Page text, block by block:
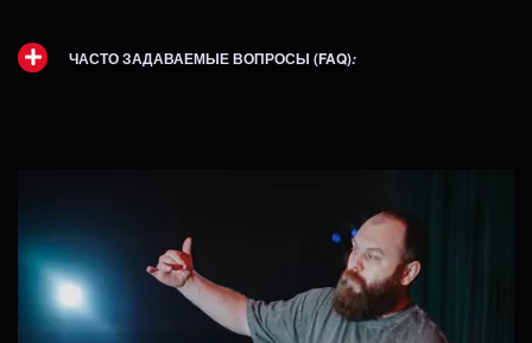
ЧАСТО ЗАДАВАЕМЫЕ ВОПРОСЫ (FAQ):